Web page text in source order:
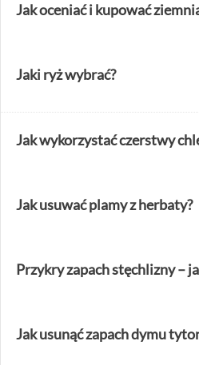
Jak oceniać i kupować
Jaki ryż wybrać?
Jak wykorzystać czerstwy
Jak usuwać plamy z herbaty?
Przykry zapach stęchlizny –
Jak usunąć zapach dymu